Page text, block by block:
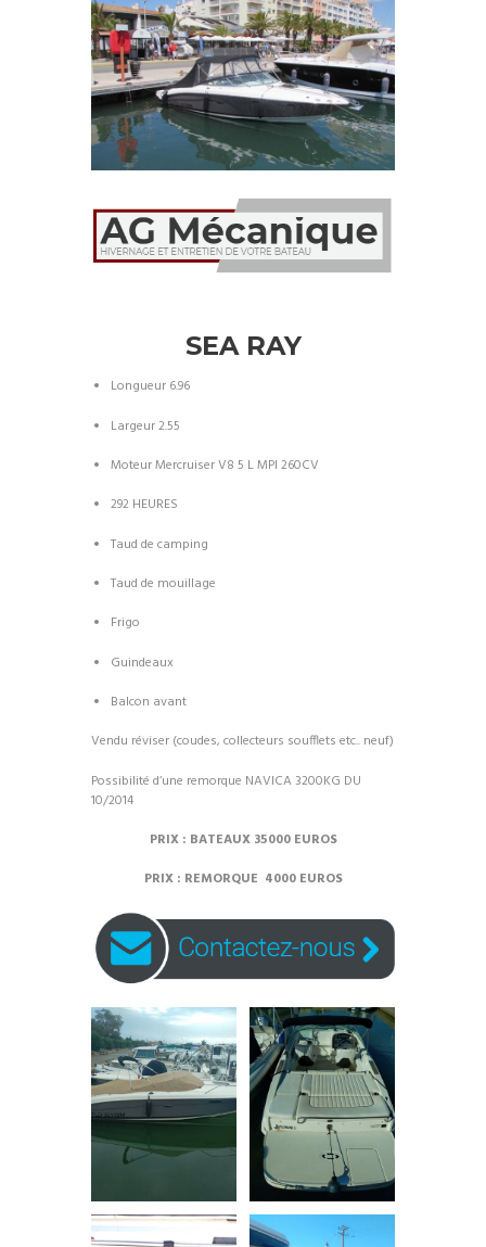
SEA RAY
Longueur 6.96
Largeur 2.55
Moteur Mercruiser V8 5 L MPI 260CV
292 HEURES
Taud de camping
Taud de mouillage
Frigo
Guindeaux
Balcon avant
Vendu réviser (coudes, collecteurs soufflets etc.. neuf)
Possibilité d’une remorque NAVICA 3200KG DU
10/2014
PRIX : BATEAUX 35000 EUROS
PRIX : REMORQUE 4000 EUROS